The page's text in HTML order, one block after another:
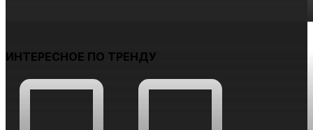
ИНТЕРЕСНОЕ ПО ТРЕНДУ